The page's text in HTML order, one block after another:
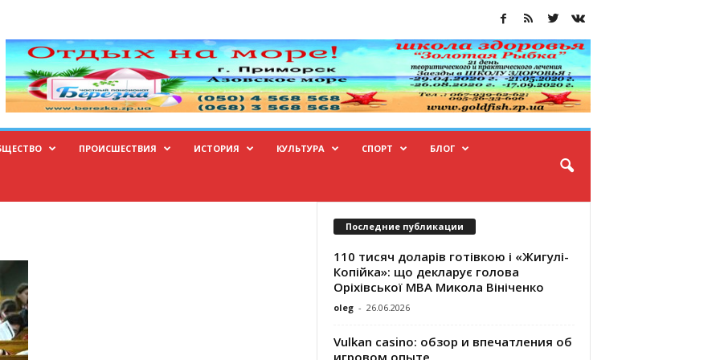
ПРОИСШЕСТВИЯ ИСТОРИЯ КУЛЬТУРА СПОРТ БЛОГ
Последние публикации
110 тисяч доларів готівкою і «Жигулі-
Копійка»: що декларує голова
Оріхівської МВА Микола Вініченко
oleg - 26.06.2026
Vulkan casino: обзор и впечатления об
игровом опыте